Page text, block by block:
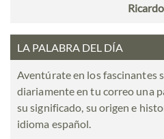
LA PALABRA DEL DÍA
Aventúrate en los fascinantes
diariamente en tu correo una
su significado, su origen e
idioma español.